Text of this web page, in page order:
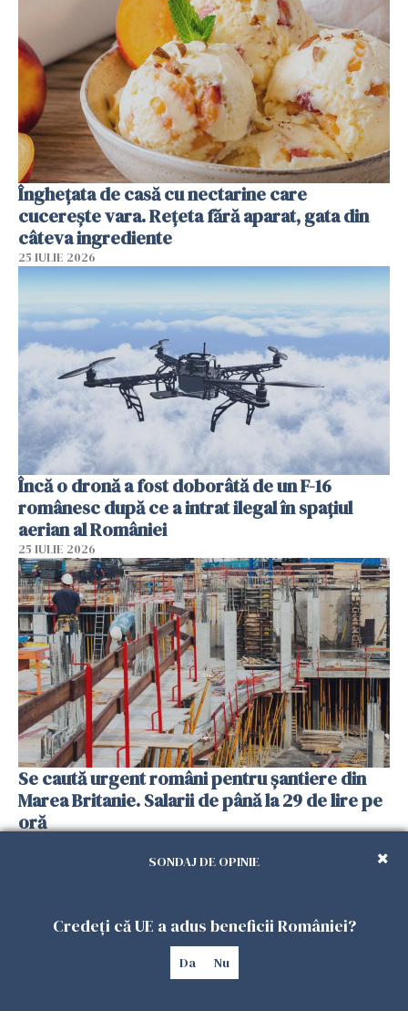
Înghețata de casă cu nectarine care
cucerește vara. Rețeta fără aparat, gata din
câteva ingrediente
25 IULIE 2026
Încă o dronă a fost doborâtă de un F-16
românesc după ce a intrat ilegal în spațiul
aerian al României
25 IULIE 2026
Se caută urgent români pentru șantiere din
Marea Britanie. Salarii de până la 29 de lire pe
oră
SONDAJ DE OPINIE
Credeți că UE a adus beneficii României?
Da Nu